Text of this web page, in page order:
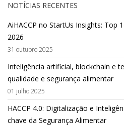
NOTÍCIAS RECENTES
AiHACCP no StartUs Insights: Top
2026
31 outubro 2025
Inteligência artificial, blockchain e
qualidade e segurança alimentar
01 julho 2025
HACCP 4.0: Digitalização e
chave da Segurança Alimentar